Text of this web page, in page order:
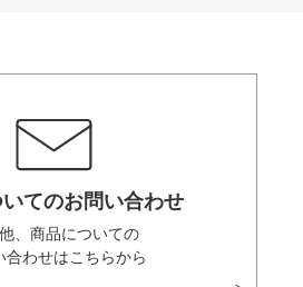
てのお問い合わせ
、商品についての
合わせはこちらから